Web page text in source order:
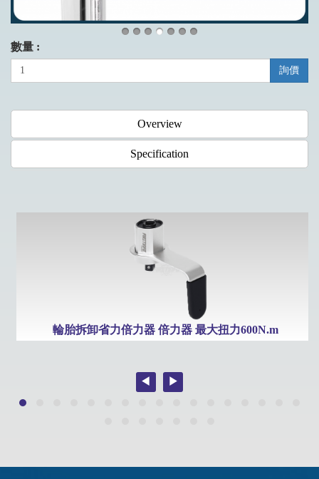
數量 :
詢價
Overview
Specification
輪胎拆卸省力倍力器 倍力器 最大扭力600N.m